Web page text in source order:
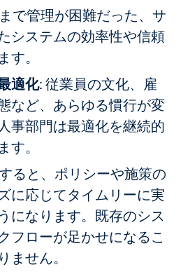
で管理が困難だった、サ
システムの効率性や信頼
す。
適化: 従業員の文化、雇
など、あらゆる慣行が変
事部門は最適化を継続的
す。
ると、ポリシーや施策の
に応じてタイムリーに実
になります。既存のシス
フローが足かせになるこ
ません。